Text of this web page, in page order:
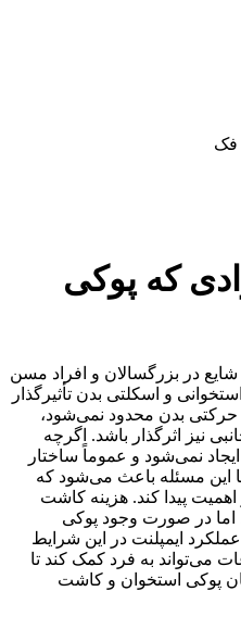
فک
که پوکی
در بزرگسالان و افراد مسن
و اسکلتی بدن تأثیرگذار
حرکتی بدن محدود نمی‌شود،
نیز اثرگذار باشد. اگرچه
نمی‌شود و عموماً ساختار
این مسئله باعث می‌شود که
پیدا کند. هزینه کاشت
اما در صورت وجود پوکی
ایمپلنت در این شرایط
می‌تواند به فرد کمک کند تا
پوکی استخوان و کاشت